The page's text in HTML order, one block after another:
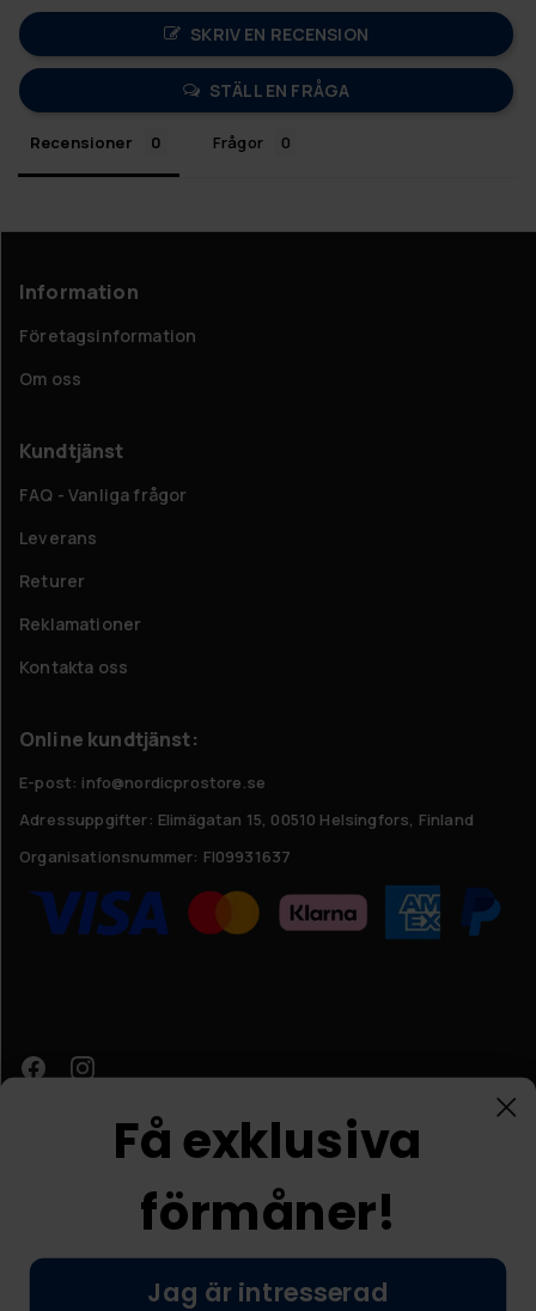
SKRIV EN RECENSION
STÄLL EN FRÅGA
Recensioner Frågor
Information
Företagsinformation
Om oss
Kundtjänst
FAQ - Vanliga frågor
Leverans
Returer
Reklamationer
Kontakta oss
Online kundtjänst:
E-post: info@nordicprostore.se
Adressuppgifter: Elimägatan 15, 00510 Helsingfors, Finland
Organisationsnummer: FI09931637
© Nordic Prostore 2026
Få exklusiva
förmåner!
Jag är intresserad